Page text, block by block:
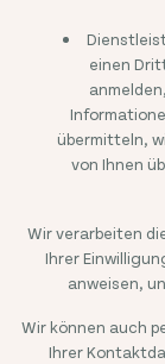
einen
übermitteln,
von Ihnen
Wir verarbeiten
Ihrer
anweisen,
Wir können auch
Ihrer